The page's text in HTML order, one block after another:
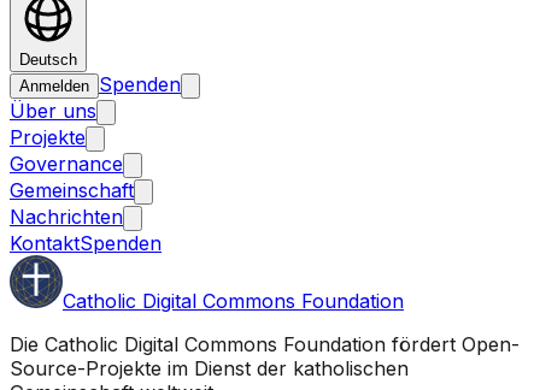
Deutsch
Anmelden Spenden
Über uns
Projekte
Governance
Gemeinschaft
Nachrichten
KontaktSpenden
Catholic Digital Commons Foundation
Die Catholic Digital Commons Foundation fördert Open-
Source-Projekte im Dienst der katholischen